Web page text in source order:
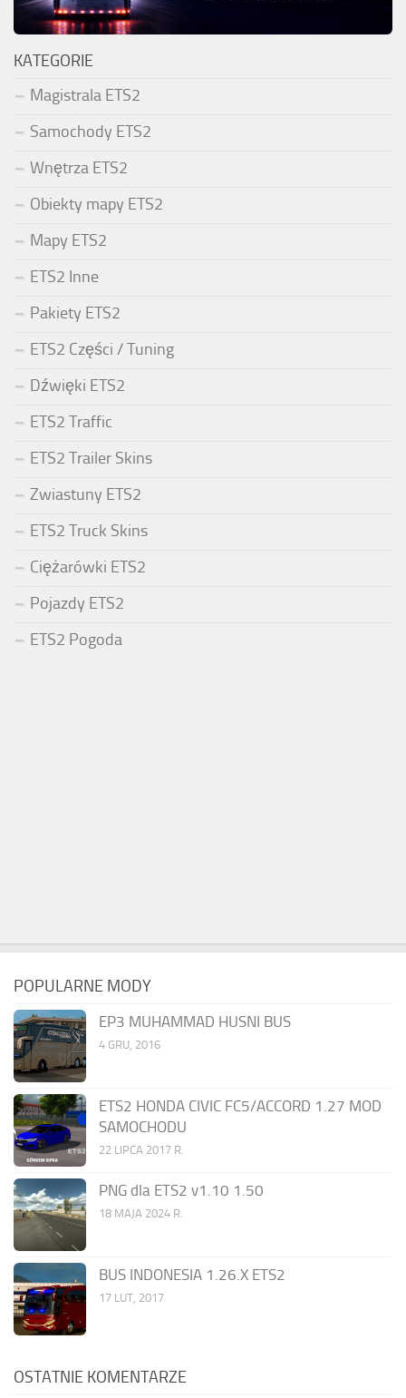
KATEGORIE
Magistrala ETS2
Samochody ETS2
Wnętrza ETS2
Obiekty mapy ETS2
Mapy ETS2
ETS2 Inne
Pakiety ETS2
ETS2 Części / Tuning
Dźwięki ETS2
ETS2 Traffic
ETS2 Trailer Skins
Zwiastuny ETS2
ETS2 Truck Skins
Ciężarówki ETS2
Pojazdy ETS2
ETS2 Pogoda
POPULARNE MODY
EP3 MUHAMMAD HUSNI BUS
4 GRU, 2016
ETS2 HONDA CIVIC FC5/ACCORD 1.27 MOD
SAMOCHODU
22 LIPCA 2017 R.
PNG dla ETS2 v1.10 1.50
18 MAJA 2024 R.
BUS INDONESIA 1.26.X ETS2
17 LUT, 2017
OSTATNIE KOMENTARZE